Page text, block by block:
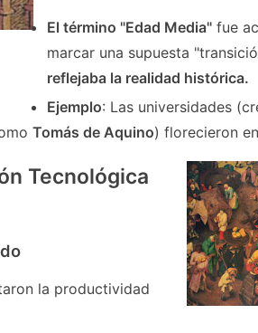
El término "Edad Media" fue
marcar una supuesta
reflejaba la realidad histórica.
Ejemplo: Las universidades
Tomás de Aquino) florecieron
Tecnológica
la productividad